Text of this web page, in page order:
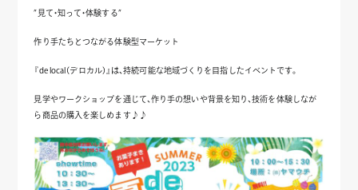
”見て・知って・体験する”
作り手たちとつながる体験型マーケット
『de local（デロカル）』は、持続可能な地域づくりを目指したイベントです。
見学やワークショップを通じて、作り手の想いや背景を知り、技術を体験しなが
ら商品の購入を楽しめます♪♪